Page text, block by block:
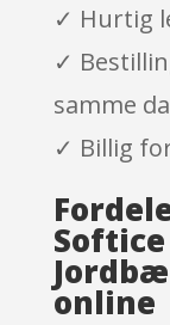
✓ Hurtig
✓
samme
✓ Billig
online